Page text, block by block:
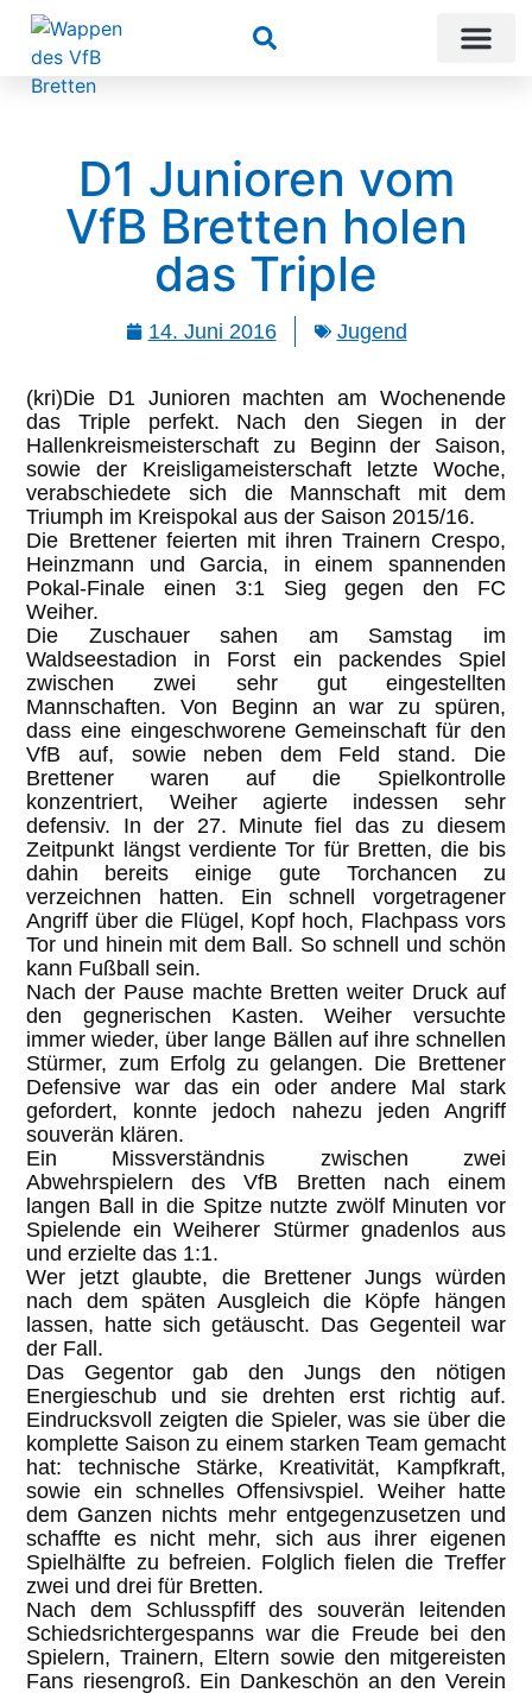
Suchen
D1 Junioren vom
VfB Bretten holen
das Triple
14. Juni 2016 Jugend
(kri)Die D1 Junioren machten am Wochenende
das Triple perfekt. Nach den Siegen in der
Hallenkreismeisterschaft zu Beginn der Saison,
sowie der Kreisligameisterschaft letzte Woche,
verabschiedete sich die Mannschaft mit dem
Triumph im Kreispokal aus der Saison 2015/16.
Die Brettener feierten mit ihren Trainern Crespo,
Heinzmann und Garcia, in einem spannenden
Pokal-Finale einen 3:1 Sieg gegen den FC
Weiher.
Die Zuschauer sahen am Samstag im
Waldseestadion in Forst ein packendes Spiel
zwischen zwei sehr gut eingestellten
Mannschaften. Von Beginn an war zu spüren,
dass eine eingeschworene Gemeinschaft für den
VfB auf, sowie neben dem Feld stand. Die
Brettener waren auf die Spielkontrolle
konzentriert, Weiher agierte indessen sehr
defensiv. In der 27. Minute fiel das zu diesem
Zeitpunkt längst verdiente Tor für Bretten, die bis
dahin bereits einige gute Torchancen zu
verzeichnen hatten. Ein schnell vorgetragener
Angriff über die Flügel, Kopf hoch, Flachpass vors
Tor und hinein mit dem Ball. So schnell und schön
kann Fußball sein.
Nach der Pause machte Bretten weiter Druck auf
den gegnerischen Kasten. Weiher versuchte
immer wieder, über lange Bällen auf ihre schnellen
Stürmer, zum Erfolg zu gelangen. Die Brettener
Defensive war das ein oder andere Mal stark
gefordert, konnte jedoch nahezu jeden Angriff
souverän klären.
Ein Missverständnis zwischen zwei
Abwehrspielern des VfB Bretten nach einem
langen Ball in die Spitze nutzte zwölf Minuten vor
Spielende ein Weiherer Stürmer gnadenlos aus
und erzielte das 1:1.
Wer jetzt glaubte, die Brettener Jungs würden
nach dem späten Ausgleich die Köpfe hängen
lassen, hatte sich getäuscht. Das Gegenteil war
der Fall.
Das Gegentor gab den Jungs den nötigen
Energieschub und sie drehten erst richtig auf.
Eindrucksvoll zeigten die Spieler, was sie über die
komplette Saison zu einem starken Team gemacht
hat: technische Stärke, Kreativität, Kampfkraft,
sowie ein schnelles Offensivspiel. Weiher hatte
dem Ganzen nichts mehr entgegenzusetzen und
schaffte es nicht mehr, sich aus ihrer eigenen
Spielhälfte zu befreien. Folglich fielen die Treffer
zwei und drei für Bretten.
Nach dem Schlusspfiff des souverän leitenden
Schiedsrichtergespanns war die Freude bei den
Spielern, Trainern, Eltern sowie den mitgereisten
Fans riesengroß. Ein Dankeschön an den Verein